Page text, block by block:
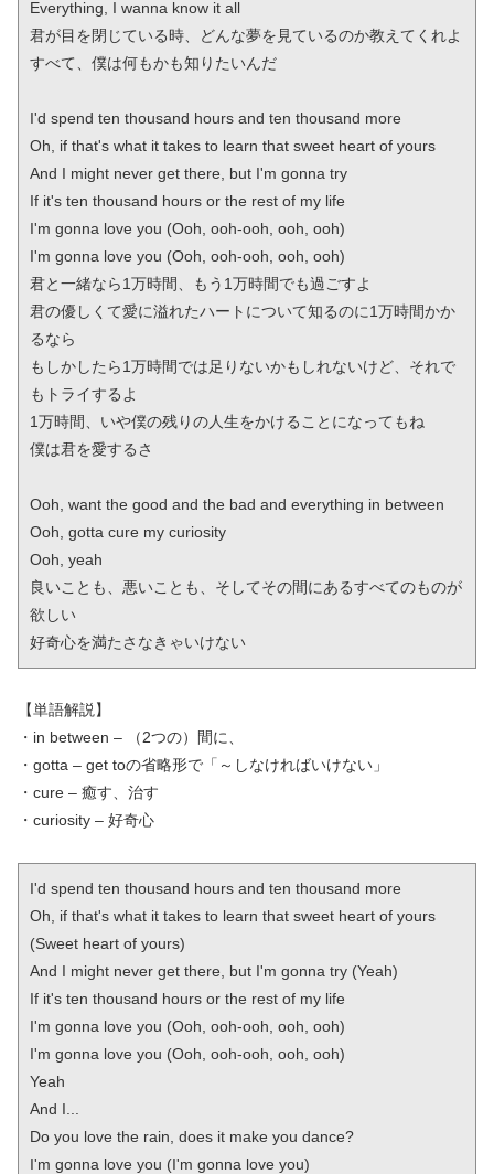
Everything, I wanna know it all
君が目を閉じている時、どんな夢を見ているのか教えてくれよ
すべて、僕は何もかも知りたいんだ
I'd spend ten thousand hours and ten thousand more
Oh, if that's what it takes to learn that sweet heart of yours
And I might never get there, but I'm gonna try
If it's ten thousand hours or the rest of my life
I'm gonna love you (Ooh, ooh-ooh, ooh, ooh)
I'm gonna love you (Ooh, ooh-ooh, ooh, ooh)
君と一緒なら1万時間、もう1万時間でも過ごすよ
君の優しくて愛に溢れたハートについて知るのに1万時間かか
るなら
もしかしたら1万時間では足りないかもしれないけど、それで
もトライするよ
1万時間、いや僕の残りの人生をかけることになってもね
僕は君を愛するさ
Ooh, want the good and the bad and everything in between
Ooh, gotta cure my curiosity
Ooh, yeah
良いことも、悪いことも、そしてその間にあるすべてのものが
欲しい
好奇心を満たさなきゃいけない
【単語解説】
・in between – （2つの）間に、
・gotta – get toの省略形で「～しなければいけない」
・cure – 癒す、治す
・curiosity – 好奇心
I'd spend ten thousand hours and ten thousand more
Oh, if that's what it takes to learn that sweet heart of yours
(Sweet heart of yours)
And I might never get there, but I'm gonna try (Yeah)
If it's ten thousand hours or the rest of my life
I'm gonna love you (Ooh, ooh-ooh, ooh, ooh)
I'm gonna love you (Ooh, ooh-ooh, ooh, ooh)
Yeah
And I...
Do you love the rain, does it make you dance?
I'm gonna love you (I'm gonna love you)